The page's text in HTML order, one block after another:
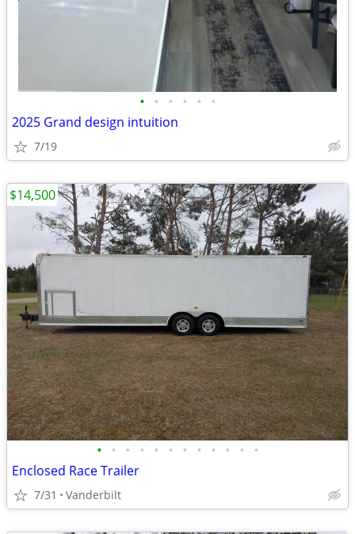
• • • • • •
2025 Grand design intuition
7/19
• • • • • • • • • • • •
Enclosed Race Trailer
7/31 Vanderbilt
$14,500